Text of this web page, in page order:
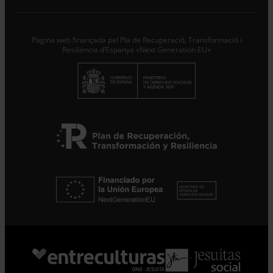
Subscriure’m
Pàgina web finançada pel Pla de Recuperació, Transformació i
Resiliència d’Espanya «Next Generation EU»